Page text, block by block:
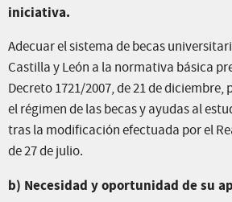
iniciativa.
Adecuar el sistema de becas
Castilla y León a la normativa básica
Decreto 1721/2007, de 21 de diciembre,
el régimen de las becas y ayudas al
tras la modificación efectuada por el
de 27 de julio.
b) Necesidad y oportunidad de su